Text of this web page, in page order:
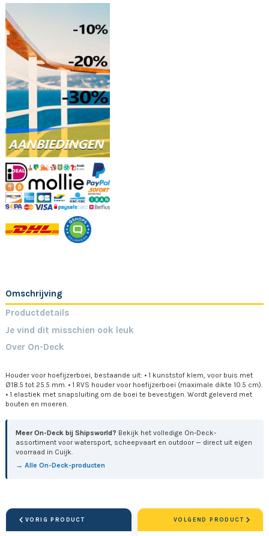
Omschrijving
Productdetails
Je vind dit misschien ook leuk
Over On-Deck
Houder voor hoefijzerboei, bestaande uit: • 1 kunststof klem, voor buis met
Ø18.5 tot 25.5 mm. • 1 RVS houder voor hoefijzerboei (maximale dikte 10.5 cm).
• 1 elastiek met snapsluiting om de boei te bevestigen. Wordt geleverd met
bouten en moeren.
Meer On-Deck bij Shipsworld? Bekijk het volledige On-Deck-
assortiment voor watersport, scheepvaart en outdoor — direct uit eigen
voorraad in Cuijk.
→ Alle On-Deck-producten
VORIG PRODUCT VOLGEND PRODUCT